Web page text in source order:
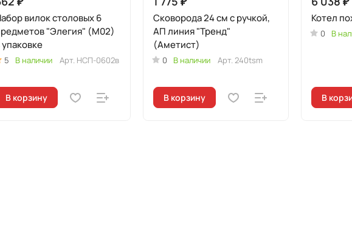
вилок столовых 6
"Элегия" (М02)
упаковке
5 В наличии Арт. НСП-0602в
В корзину
Сковорода 24 см с ручкой,
АП линия "Тренд"
(Аметист)
0 В наличии Арт. 240tsm
В корзину
Котел
0 В
В